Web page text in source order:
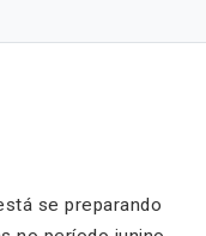
se preparando